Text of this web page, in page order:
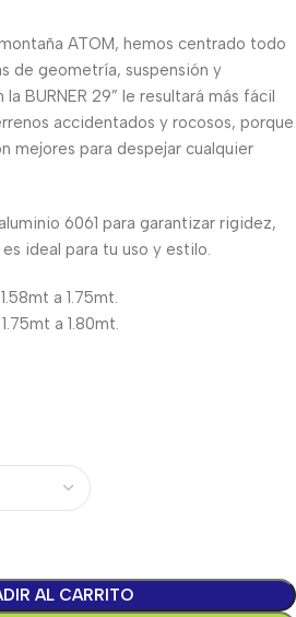
ATOM, hemos centrado todo
de geometría, suspensión y
BURNER 29” le resultará más fácil
accidentados y rocosos, porque
mejores para despejar cualquier
6061 para garantizar rigidez,
ideal para tu uso y estilo.
a 1.75mt.
a 1.80mt.
AL CARRITO